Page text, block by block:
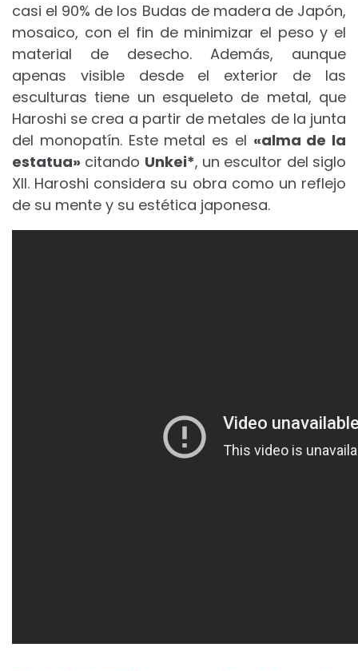
casi el 90% de los Budas de madera de Japón,
mosaico, con el fin de minimizar el peso y el
material de desecho. Además, aunque
apenas visible desde el exterior de las
esculturas tiene un esqueleto de metal, que
Haroshi se crea a partir de metales de la junta
del monopatín. Este metal es el «alma de la
estatua» citando Unkei*, un escultor del siglo
XII. Haroshi considera su obra como un reflejo
de su mente y su estética japonesa.